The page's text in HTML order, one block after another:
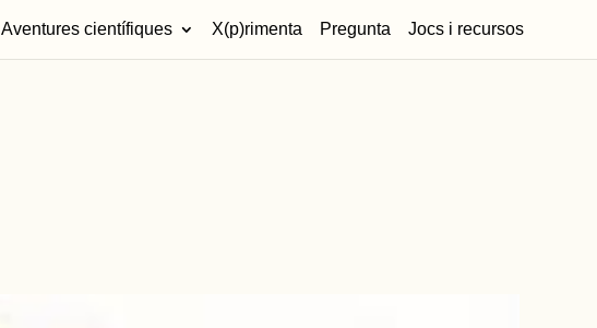
Aventures científiques X(p)rimenta Pregunta Jocs i recursos